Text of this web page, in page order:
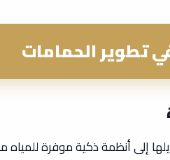
تطوير الحمامات
إلى أنظمة ذكية موفرة